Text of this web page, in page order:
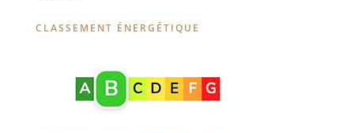
CLASSEMENT ÉNERGÉTIQUE